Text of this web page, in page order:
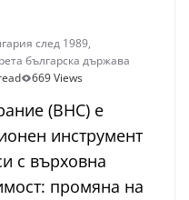
след 1989,
българска държава
669 Views
(ВНС) е
инструмент
с върховна
промяна на